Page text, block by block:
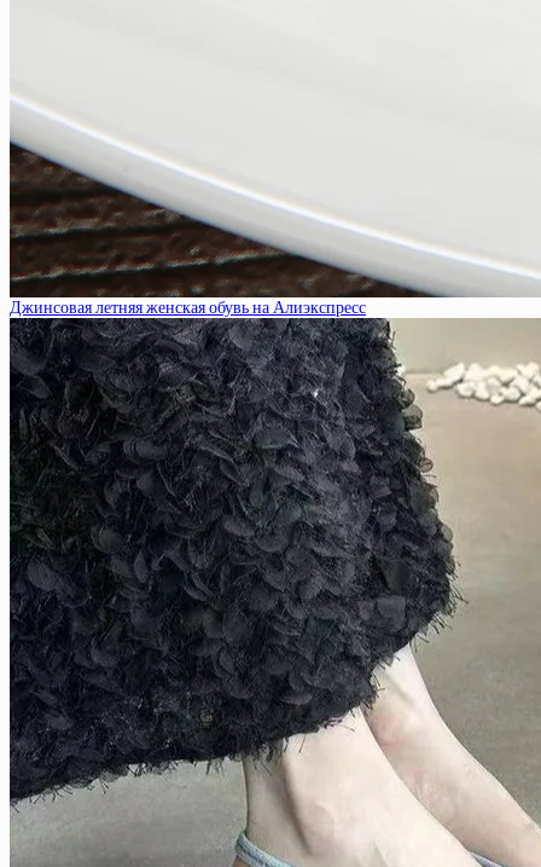
Джинсовая летняя женская обувь на Алиэкспресс